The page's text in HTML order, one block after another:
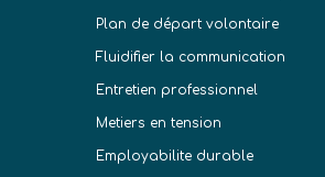
Plan de départ volontaire
Fluidifier la communication
Entretien professionnel
Metiers en tension
Employabilite durable